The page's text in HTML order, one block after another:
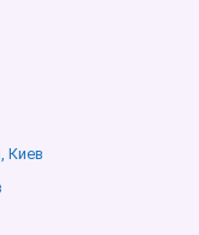
Киев